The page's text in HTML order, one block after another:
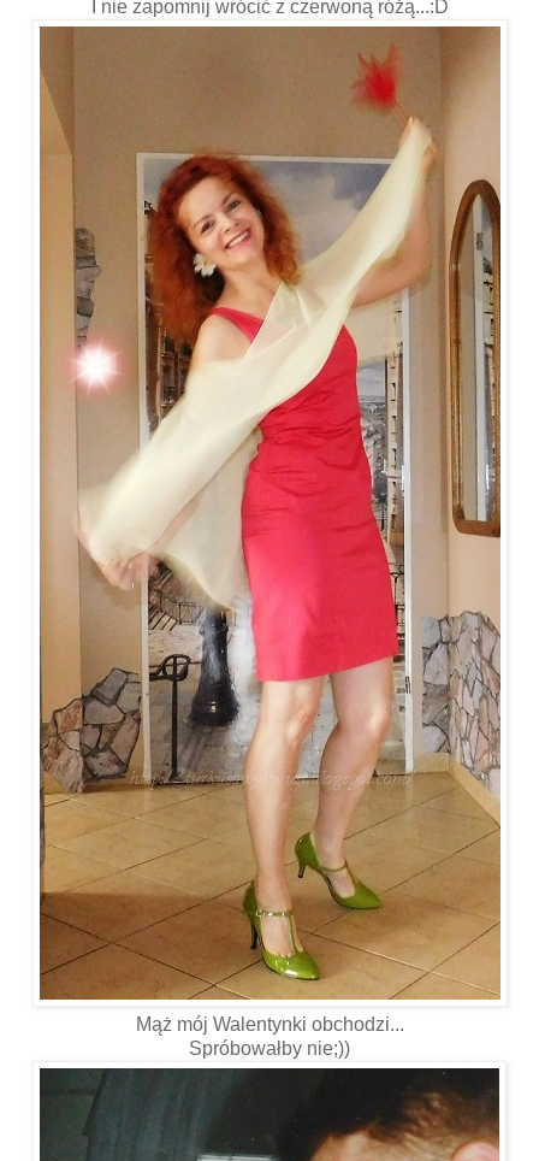
I nie zapomnij wrócić z czerwoną różą...:D
Mąż mój Walentynki obchodzi...
Spróbowałby nie;))